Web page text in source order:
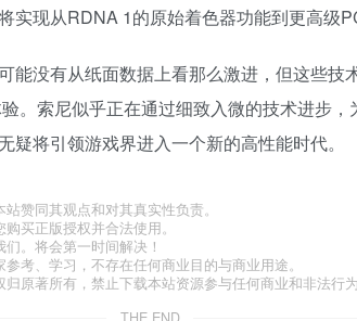
实现从RDNA 1的原始着色器功能到更高级
能没有从纸面数据上看那么激进，但这些技
。索尼似乎正在通过细致入微的技术进步
将引领游戏界进入一个新的高性能时代。
赞同其观点和对其真实性负责。
买正版授权并合法使用。
。将会第一时间解决！
考、学习，不存在任何商业目的与商业用途。
原著所有，禁止下载本站资源参与任何商业和非法行